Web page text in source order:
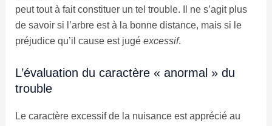
peut tout à fait constituer un tel trouble. Il ne s’agit plus
de savoir si l’arbre est à la bonne distance, mais si le
préjudice qu’il cause est jugé excessif.
L’évaluation du caractère « anormal » du
trouble
Le caractère excessif de la nuisance est apprécié au